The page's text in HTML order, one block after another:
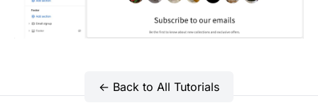
← Back to All Tutorials